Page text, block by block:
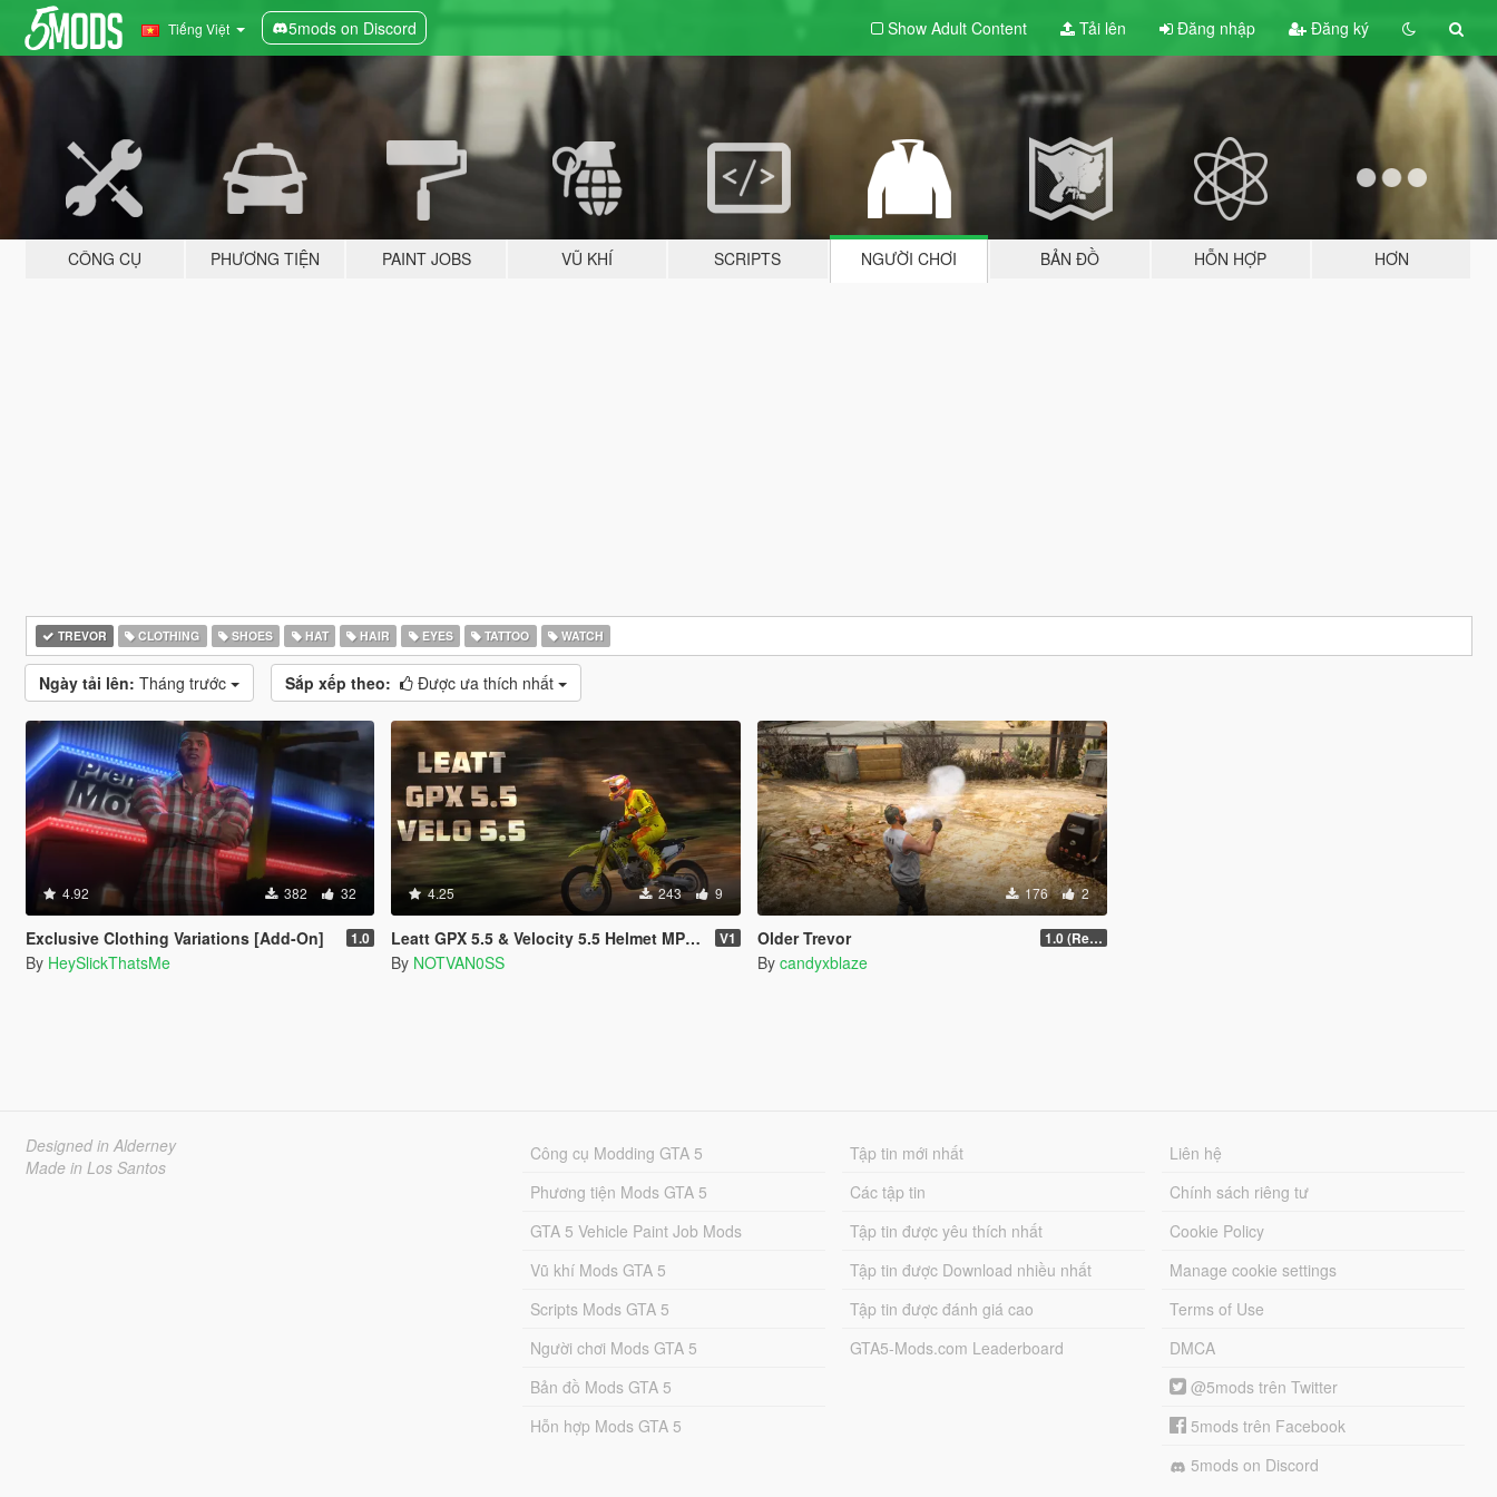
Tiếng Việt 5mods on Discord Show Adult Content Tải lên Đăng nhập Đăng ký
CÔNG CỤ PHƯƠNG TIỆN PAINT JOBS VŨ KHÍ SCRIPTS NGƯỜI CHƠI BẢN ĐỒ HỖN HỢP HƠN
TREVOR CLOTHING SHOES HAT HAIR EYES TATTOO WATCH
Ngày tải lên: Tháng trước Sắp xếp theo: Được ưa thích nhất
4.92 382 32
Exclusive Clothing Variations [Add-On] 1.0
By HeySlickThatsMe
4.25 243 9
Leatt GPX 5.5 & Velocity 5.5 Helmet MP & SP V1
By NOTVAN0SS
176 2
Older Trevor 1.0 (Release)
By candyxblaze
Designed in Alderney
Made in Los Santos
Công cụ Modding GTA 5
Phương tiện Mods GTA 5
GTA 5 Vehicle Paint Job Mods
Vũ khí Mods GTA 5
Scripts Mods GTA 5
Người chơi Mods GTA 5
Bản đồ Mods GTA 5
Hỗn hợp Mods GTA 5
Tập tin mới nhất
Các tập tin
Tập tin được yêu thích nhất
Tập tin được Download nhiều nhất
Tập tin được đánh giá cao
GTA5-Mods.com Leaderboard
Liên hệ
Chính sách riêng tư
Cookie Policy
Manage cookie settings
Terms of Use
DMCA
@5mods trên Twitter
5mods trên Facebook
5mods on Discord